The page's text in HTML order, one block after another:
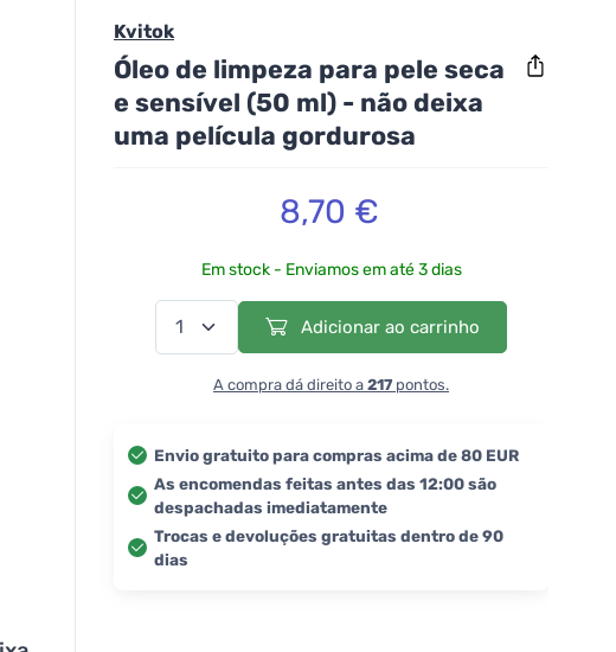
Kvitok
Óleo de limpeza para pele seca
e sensível (50 ml) - não deixa
uma película gordurosa
8,70 €
Em stock - Enviamos em até 3 dias
Adicionar ao carrinho
A compra dá direito a 217 pontos.
Envio gratuito para compras acima de 80 EUR
As encomendas feitas antes das 12:00 são
despachadas imediatamente
Trocas e devoluções gratuitas dentro de 90
dias